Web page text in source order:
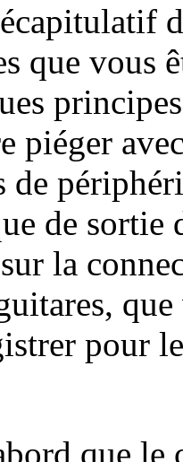
que vous
piéger
de
la
pour
que